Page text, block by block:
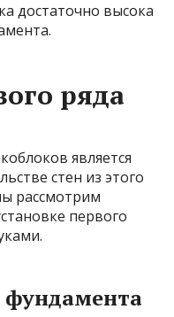
достаточно высока
ряда
является
стен из этого
рассмотрим
первого
фундамента